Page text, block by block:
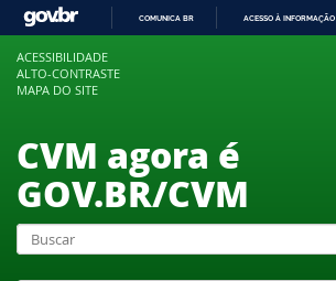
COMUNICA BR ACESSO À INFORMAÇÃO
ACESSIBILIDADE
ALTO-CONTRASTE
MAPA DO SITE
CVM agora é
GOV.BR/CVM